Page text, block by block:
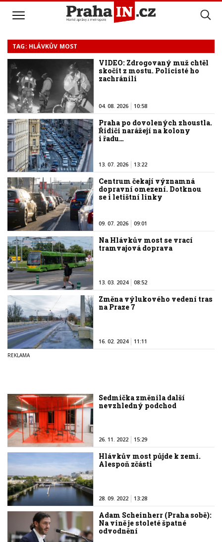
TAG: HLÁVKŮV MOST
VIDEO: Zdrogovaný muž chtěl
skočit z mostu. Policisté ho
zachránili
04. 08. 2026 10:58
Praha po dovolených zhoustla.
Řidiči narážejí na kolony
i řadu…
13. 07. 2026 13:22
Centrum čekají významná
dopravní omezení. Dotknou
se i letištní linky
09. 07. 2026 09:01
Na Hlávkův most se vrací
tramvajová doprava
13. 03. 2024 08:52
Změna výlukového vedení tras
na Praze 7
16. 02. 2024 11:11
Sedmička změnila další
nevzhledný podchod
26. 11. 2022 15:29
Hlávkův most půjde k zemi.
Alespoň zčásti
28. 09. 2022 13:28
Adam Scheinherr (Praha sobě):
Na vině je stoleté špatné
odvodnění